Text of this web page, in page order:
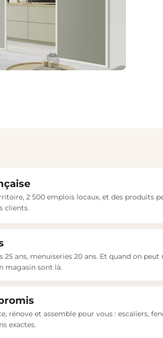
de pièce
2 500 emplois locaux, et des produits
clients.
25 ans, menuiseries 20 ans. Et quand on peut
magasin sont là.
rénove et assemble pour vous : escaliers,
exactes.